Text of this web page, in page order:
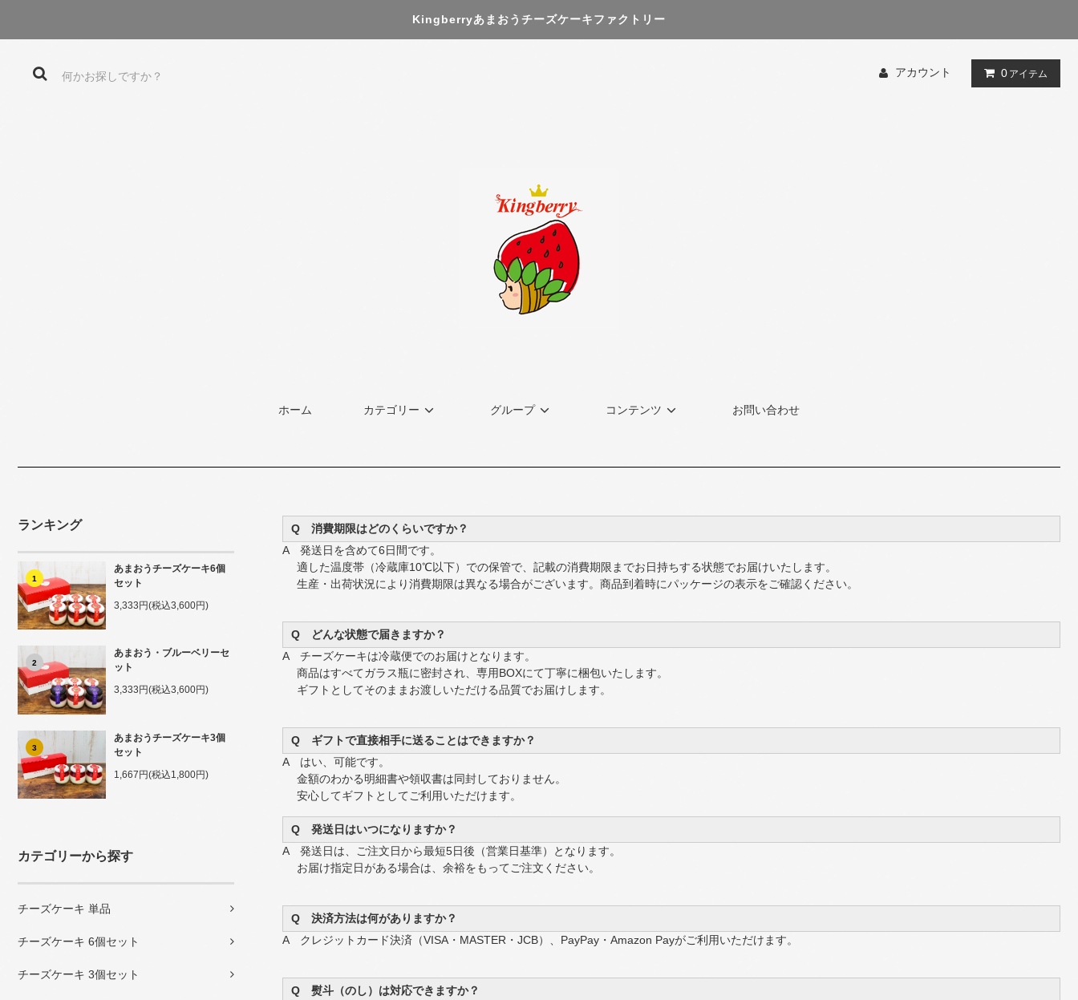
Kingberryあまおうチーズケーキファクトリー
アカウント 0 アイテム
ホーム カテゴリー グループ コンテンツ お問い合わせ
ランキング
1
あまおうチーズケーキ6個
セット
3,333円(税込3,600円)
2
あまおう・ブルーベリーセ
ット
3,333円(税込3,600円)
3
あまおうチーズケーキ3個
セット
1,667円(税込1,800円)
カテゴリーから探す
チーズケーキ 単品
チーズケーキ 6個セット
チーズケーキ 3個セット
Q 消費期限はどのくらいですか？
A 発送日を含めて6日間です。
適した温度帯（冷蔵庫10℃以下）での保管で、記載の消費期限までお日持ちする状態でお届けいたします。
生産・出荷状況により消費期限は異なる場合がございます。商品到着時にパッケージの表示をご確認ください。
Q どんな状態で届きますか？
A チーズケーキは冷蔵便でのお届けとなります。
商品はすべてガラス瓶に密封され、専用BOXにて丁寧に梱包いたします。
ギフトとしてそのままお渡しいただける品質でお届けします。
Q ギフトで直接相手に送ることはできますか？
A はい、可能です。
金額のわかる明細書や領収書は同封しておりません。
安心してギフトとしてご利用いただけます。
Q 発送日はいつになりますか？
A 発送日は、ご注文日から最短5日後（営業日基準）となります。
お届け指定日がある場合は、余裕をもってご注文ください。
Q 決済方法は何がありますか？
A クレジットカード決済（VISA・MASTER・JCB）、PayPay・Amazon Payがご利用いただけます。
Q 熨斗（のし）は対応できますか？